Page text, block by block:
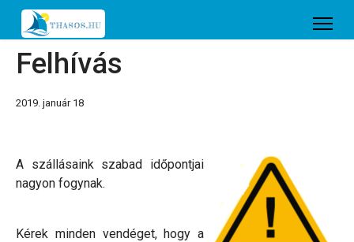
Felhívás
2019. január 18
A szállásaink szabad időpontjai
nagyon fogynak.
Kérek minden vendéget, hogy a